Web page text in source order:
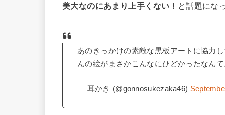
美大なのにあまり上手くない！ と話題にな
あのきっかけの素敵な黒板アートに協力
んの絵がまさかこんなにひどかったなん
— 耳かき (@gonnosukezaka46)